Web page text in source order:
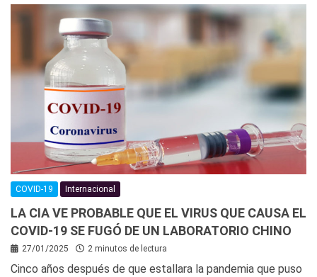
COVID-19 Internacional
LA CIA VE PROBABLE QUE EL VIRUS QUE CAUSA EL
COVID-19 SE FUGÓ DE UN LABORATORIO CHINO
27/01/2025 2 minutos de lectura
Cinco años después de que estallara la pandemia que puso